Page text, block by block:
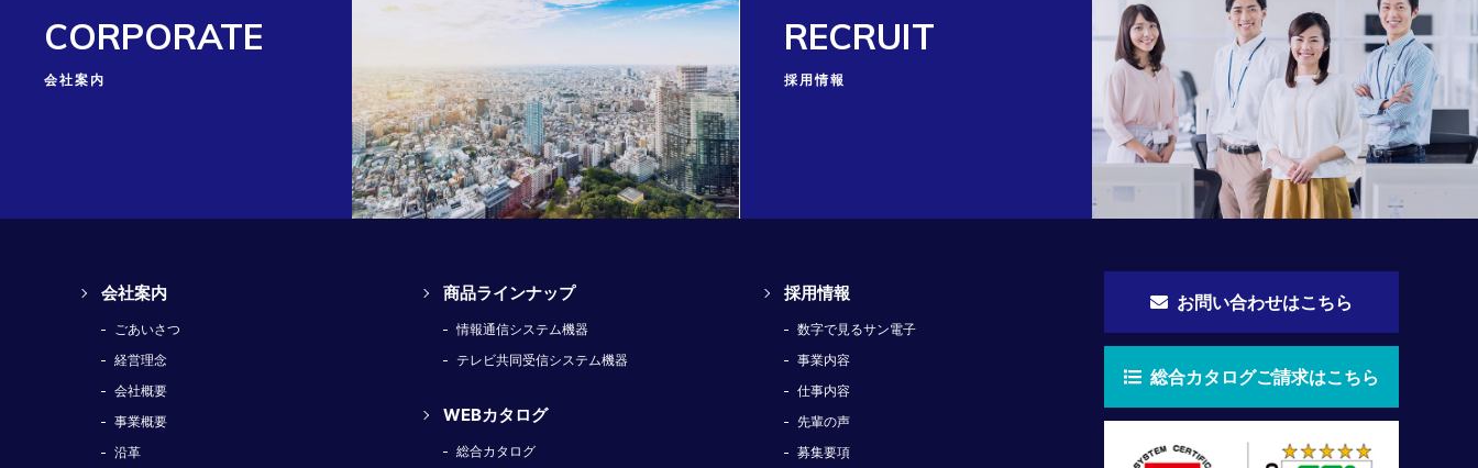
CORPORATE
会社案内
RECRUIT
採用情報
会社案内
ごあいさつ
経営理念
会社概要
事業概要
沿革
商品ラインナップ
情報通信システム機器
テレビ共同受信システム機器
WEBカタログ
総合カタログ
採用情報
数字で見るサン電子
事業内容
仕事内容
先輩の声
募集要項
お問い合わせはこちら
総合カタログご請求はこちら